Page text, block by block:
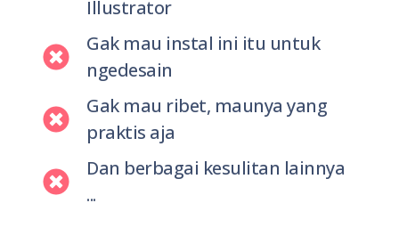
Illustrator
Gak mau instal ini itu untuk
ngedesain
Gak mau ribet, maunya yang
praktis aja
Dan berbagai kesulitan lainnya
...